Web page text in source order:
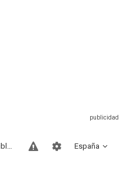
España
Sitios compatibles